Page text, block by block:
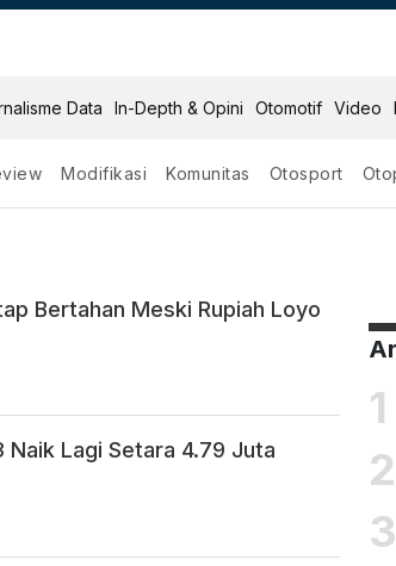
Data In-Depth & Opini Otomotif Video
Modifikasi Komunitas Otosport
Bertahan Meski Rupiah Loyo
Lagi Setara 4.79 Juta
1
2
3